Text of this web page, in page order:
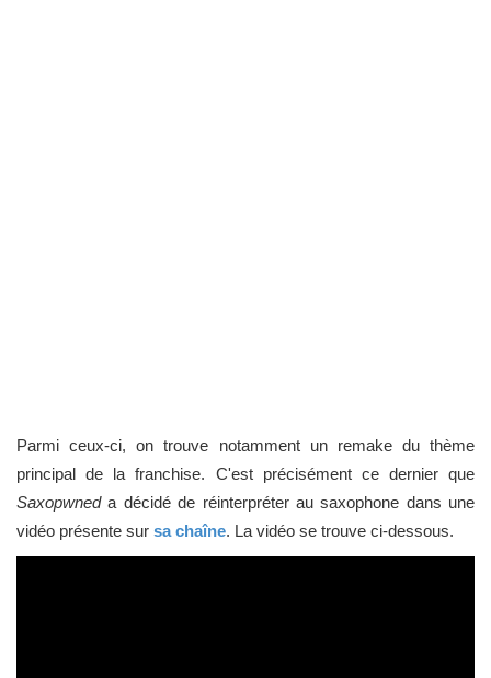
Parmi ceux-ci, on trouve notamment un remake du thème
principal de la franchise. C'est précisément ce dernier que
Saxopwneda décidé de réinterpréter au saxophone dans une
vidéo présente sur sa chaîne. La vidéo se trouve ci-dessous.